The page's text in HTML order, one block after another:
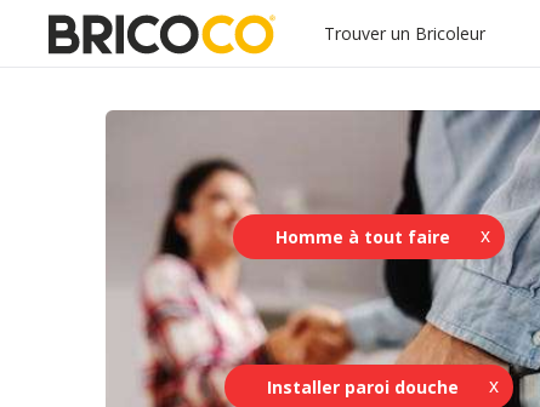
Trouver un Bricoleur
Homme à tout faire
Installer paroi douche